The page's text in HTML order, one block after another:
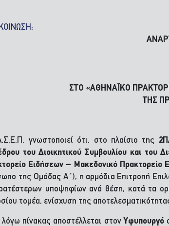
ΣΤΟ «ΑΘΗΝΑΪΚΟ
ΤΗΣ
γνωστοποιεί ότι, στο πλαίσιο της
του Διοικητικού Συμβουλίου και του
Ειδήσεων – Μακεδονικό
της Ομάδας Α΄), η αρμόδια Επιτροπή
υποψηφίων ανά θέση, κατά τα
τομέα, ενίσχυση της
πίνακας αποστέλλεται στονΥφυπουργό